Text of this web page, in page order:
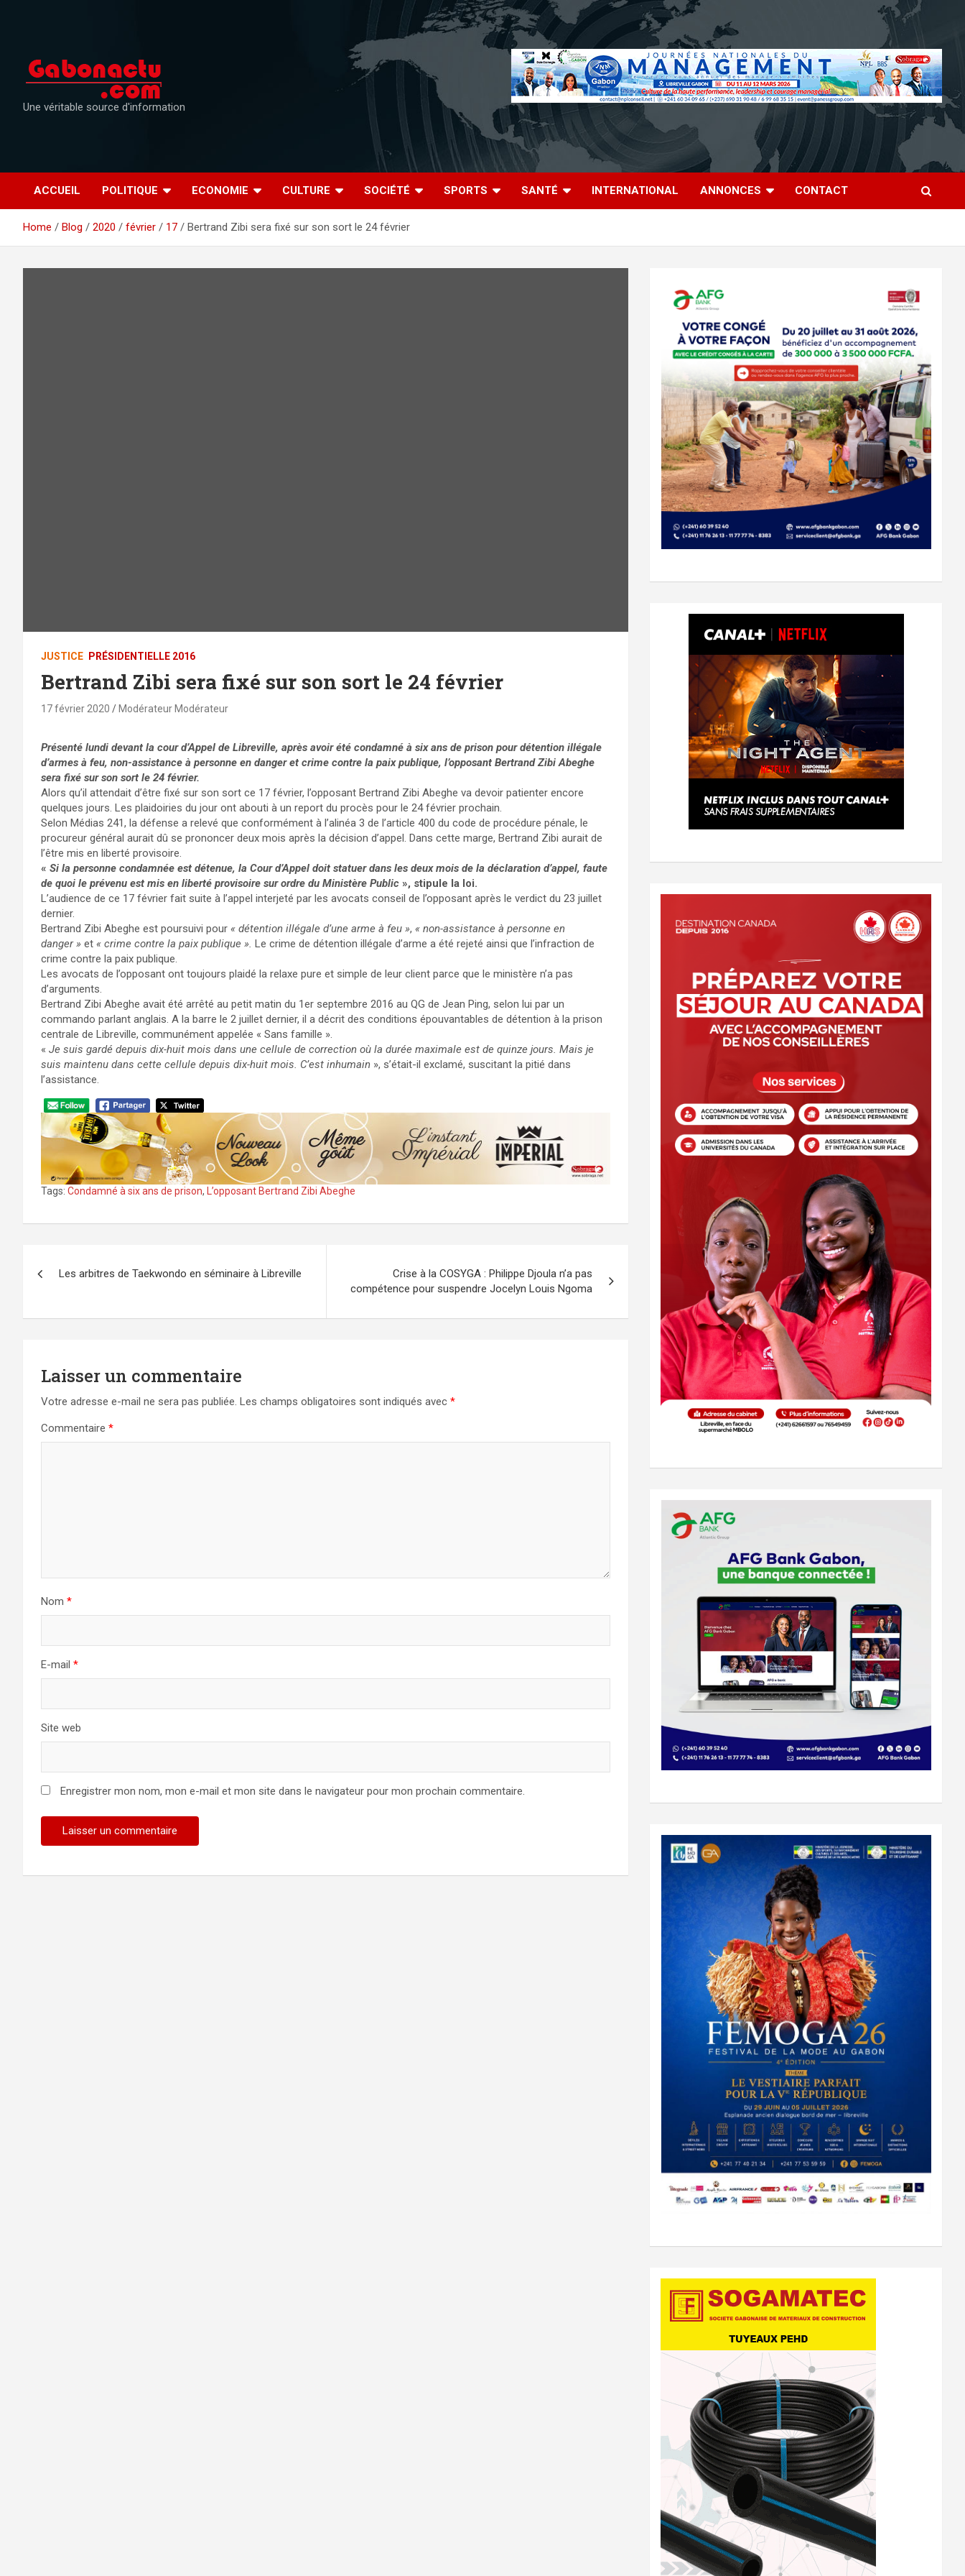
Une véritable source d'information
ACCUEIL POLITIQUE ECONOMIE CULTURE SOCIÉTÉ SPORTS SANTÉ INTERNATIONAL ANNONCES CONTACT
Home Blog 2020 février 17 Bertrand Zibi sera fixé sur son sort le 24 février
JUSTICE PRÉSIDENTIELLE 2016
Bertrand Zibi sera fixé sur son sort le 24 février
17 février 2020 Modérateur Modérateur
Présenté lundi devant la cour d’Appel de Libreville, après avoir été condamné à six ans de prison pourdétention illégale
d’armes à feu, non-assistance à personne en danger et crime contre la paix publique, l’opposant Bertrand Zibi Abeghe
sera fixé sur son sort le 24 février.
Alors qu’il attendait d’être fixé sur son sort ce 17 février, l’opposant Bertrand Zibi Abeghe va devoir patienter encore
quelques jours. Les plaidoiries du jour ont abouti à un report du procès pour le 24 février prochain.
Selon Médias 241, la défense a relevé que conformément à l’alinéa 3 de l’article 400 du code de procédure pénale, le
procureur général aurait dû se prononcer deux mois après la décision d’appel. Dans cette marge, Bertrand Zibi aurait de
l’être mis en liberté provisoire.
« Si la personne condamnée est détenue, la Cour d’Appel doit statuer dans les deux mois de la déclaration d’appel, faute
de quoi le prévenu est mis en liberté provisoire sur ordre du Ministère Public », stipule la loi.
L’audience de ce 17 février fait suite à l’appel interjeté par les avocats conseil de l’opposant après le verdict du 23 juillet
dernier.
Bertrand Zibi Abeghe est poursuivi pour « détention illégale d’une arme à feu », « non-assistance à personne en
danger » et « crime contre la paix publique ». Le crime de détention illégale d’arme a été rejeté ainsi que l’infraction de
crime contre la paix publique.
Les avocats de l’opposant ont toujours plaidé la relaxe pure et simple de leur client parce que le ministère n’a pas
d’arguments.
Bertrand Zibi Abeghe avait été arrêté au petit matin du 1er septembre 2016 au QG de Jean Ping, selon lui par un
commando parlant anglais. A la barre le 2 juillet dernier, il a décrit des conditions épouvantables de détention à la prison
centrale de Libreville, communément appelée « Sans famille ».
« Je suis gardé depuis dix-huit mois dans une cellule de correction où la durée maximale est de quinze jours. Mais je
suis maintenu dans cette cellule depuis dix-huit mois. C’est inhumain », s’était-il exclamé, suscitant la pitié dans
l’assistance.
Tags: Condamné à six ans de prison, L’opposant Bertrand Zibi Abeghe
de
l’article
Les arbitres de Taekwondo en séminaire à Libreville
Crise à la COSYGA : Philippe Djoula n’a pas
compétence pour suspendre Jocelyn Louis Ngoma
Laisser un commentaire
Votre adresse e-mail ne sera pas publiée. Les champs obligatoires sont indiqués avec *
Commentaire *
Nom *
E-mail *
Site web
Enregistrer mon nom, mon e-mail et mon site dans le navigateur pour mon prochain commentaire.